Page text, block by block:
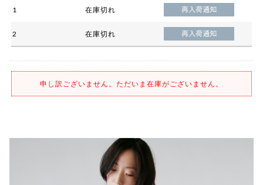
1 在庫切れ
2 在庫切れ
申し訳ございません。ただいま在庫がございません。